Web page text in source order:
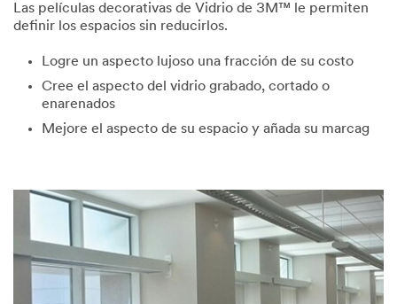
Las películas decorativas de Vidrio de 3M™ le permiten
definir los espacios sin reducirlos.
Logre un aspecto lujoso una fracción de su costo
Cree el aspecto del vidrio grabado, cortado o
enarenados
Mejore el aspecto de su espacio y añada su marcag